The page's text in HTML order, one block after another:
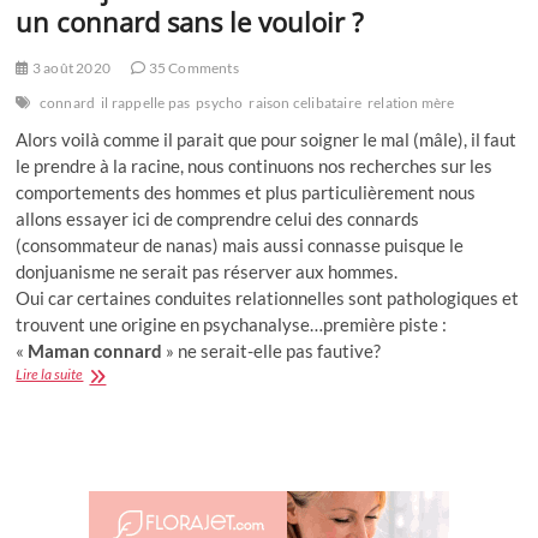
un connard sans le vouloir ?
3 août 2020
35 Comments
connard il rappelle pas psycho raison celibataire relation mère
Alors voilà comme il parait que pour soigner le mal (mâle), il faut
le prendre à la racine, nous continuons nos recherches sur les
comportements des hommes et plus particulièrement nous
allons essayer ici de comprendre celui des connards
(consommateur de nanas) mais aussi connasse puisque le
donjuanisme ne serait pas réserver aux hommes.
Oui car certaines conduites relationnelles sont pathologiques et
trouvent une origine en psychanalyse…première piste :
« Maman connard » ne serait-elle pas fautive?
Lire la suiteLe
connard